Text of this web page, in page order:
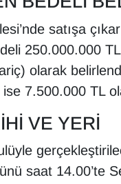
satışa
250.000.000
olarak
7.500.000 TL
VE YERİ
saat 14.00’te